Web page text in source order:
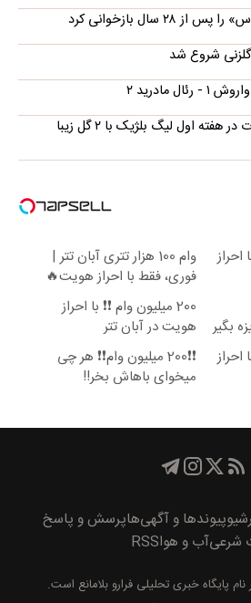
سال بازخوانی کرد
شروع شد
مادرید ۲
اول لیگ بلژیک با ۲ گل زیبا
احراز
وام 100 هزار تتری آبان تتر |
فوری، فقط با احراز هویت🔥
بگیر
200 میلیون وام ❗❗ با احراز
هویت در آبان تتر
احراز
❗❗200 میلیون وام❗❗ هر چی
میخوای باهاش بخر!!
پیوند‌ها و آگهی‌هاپرسش و پاسخ
شرعیآب و هواRSS
پايگاه خبری تحليلی فرارو بلامانع است.